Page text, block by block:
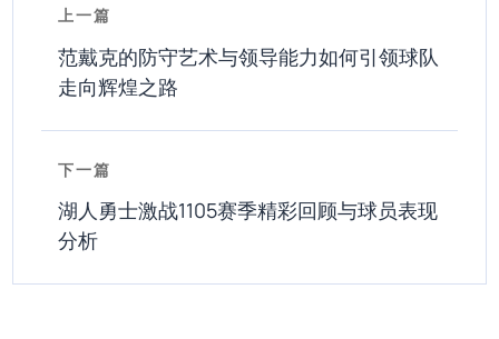
上一篇
范戴克的防守艺术与领导能力如何引领球队
走向辉煌之路
下一篇
湖人勇士激战1105赛季精彩回顾与球员表现
分析